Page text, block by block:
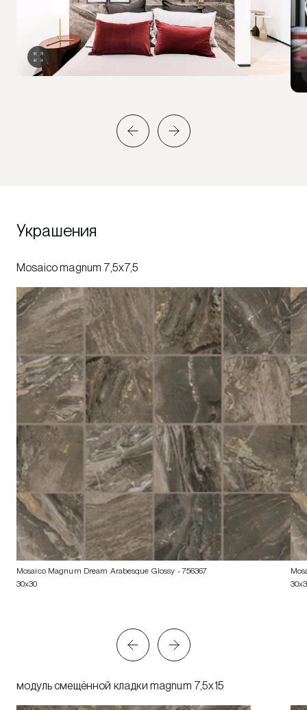
Украшения
Mosaico magnum 7,5x7,5
Mosaico Magnum Dream Arabesque Glossy - 756367
30x30
модуль смещённой кладки magnum 7,5x15